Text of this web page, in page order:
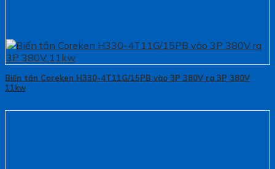
Biến tần Coreken H330-4T11G/15PB vào 3P 380V ra 3P 380V
11kw